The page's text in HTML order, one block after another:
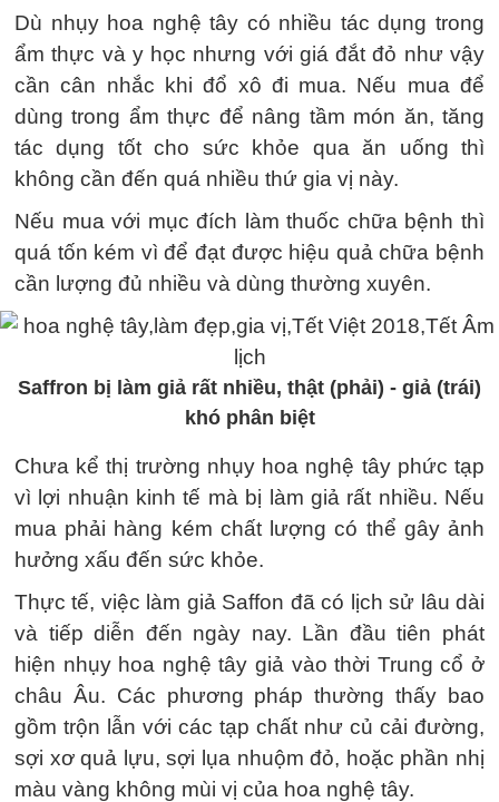
Dù nhụy hoa nghệ tây có nhiều tác dụng trong
ẩm thực và y học nhưng với giá đắt đỏ như vậy
cần cân nhắc khi đổ xô đi mua. Nếu mua để
dùng trong ẩm thực để nâng tầm món ăn, tăng
tác dụng tốt cho sức khỏe qua ăn uống thì
không cần đến quá nhiều thứ gia vị này.
Nếu mua với mục đích làm thuốc chữa bệnh thì
quá tốn kém vì để đạt được hiệu quả chữa bệnh
cần lượng đủ nhiều và dùng thường xuyên.
Saffron bị làm giả rất nhiều, thật (phải) - giả (trái)
khó phân biệt
Chưa kể thị trường nhụy hoa nghệ tây phức tạp
vì lợi nhuận kinh tế mà bị làm giả rất nhiều. Nếu
mua phải hàng kém chất lượng có thể gây ảnh
hưởng xấu đến sức khỏe.
Thực tế, việc làm giả Saffon đã có lịch sử lâu dài
và tiếp diễn đến ngày nay. Lần đầu tiên phát
hiện nhụy hoa nghệ tây giả vào thời Trung cổ ở
châu Âu. Các phương pháp thường thấy bao
gồm trộn lẫn với các tạp chất như củ cải đường,
sợi xơ quả lựu, sợi lụa nhuộm đỏ, hoặc phần nhị
màu vàng không mùi vị của hoa nghệ tây.